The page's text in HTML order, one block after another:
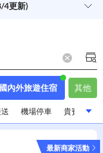
4更新)
國內外旅遊住宿 其他
機票
機場停車 貴賓室
最新商家活動